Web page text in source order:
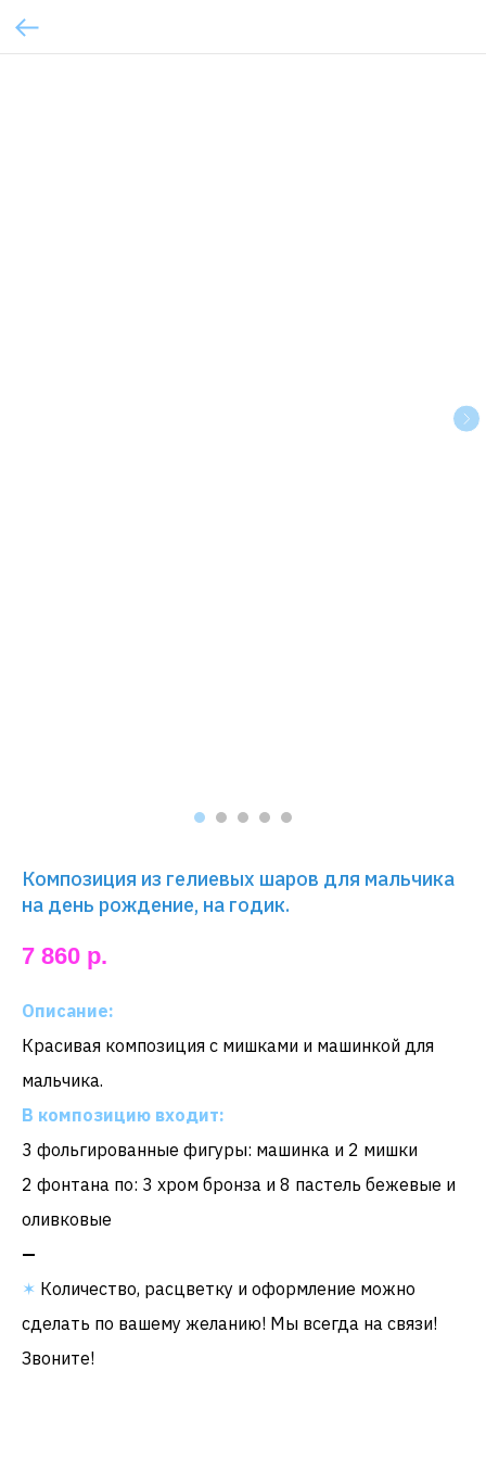
Композиция из гелиевых шаров для мальчика
на день рождение, на годик.
7 860 р.
Описание:
Красивая композиция с мишками и машинкой для
мальчика.
В композицию входит:
3 фольгированные фигуры: машинка и 2 мишки
2 фонтана по: 3 хром бронза и 8 пастель бежевые и
оливковые
—
✶ Количество, расцветку и оформление можно
сделать по вашему желанию! Мы всегда на связи!
Звоните!